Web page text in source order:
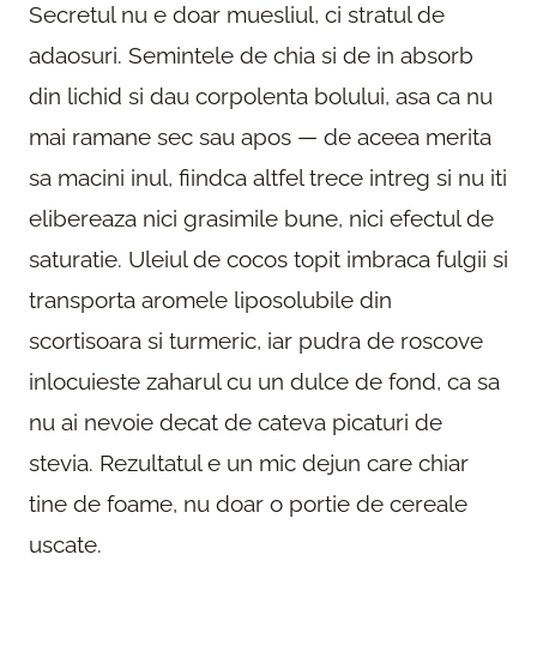
Secretul nu e doar muesliul, ci stratul de
adaosuri. Semintele de chia si de in absorb
din lichid si dau corpolenta bolului, asa ca nu
mai ramane sec sau apos — de aceea merita
sa macini inul, fiindca altfel trece intreg si nu iti
elibereaza nici grasimile bune, nici efectul de
saturatie. Uleiul de cocos topit imbraca fulgii si
transporta aromele liposolubile din
scortisoara si turmeric, iar pudra de roscove
inlocuieste zaharul cu un dulce de fond, ca sa
nu ai nevoie decat de cateva picaturi de
stevia. Rezultatul e un mic dejun care chiar
tine de foame, nu doar o portie de cereale
uscate.